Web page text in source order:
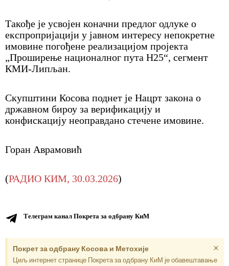
Такође је усвојен коначни предлог одлуке о
експропријацији у јавном интересу непокретне
имовине погођене реализацијом пројекта
„Проширење националног пута Н25“, сегмент
КМИ-Липљан.
Скупштини Косова поднет је Нацрт закона о
државном бироу за верификацију и
конфискацију неоправдано стечене имовине.
Горан Аврамовић
(РАДИО КИМ, 30.03.2026)
Телеграм канал Покрета за одбрану КиМ
Покрет за одбрану Косова и Метохије
Циљ интернет странице Покрета за одбрану КиМ је обавештавање
×